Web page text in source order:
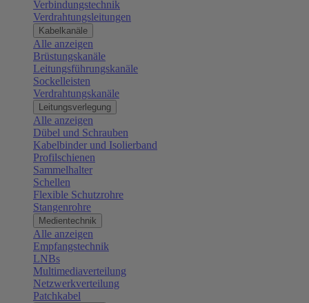
Verbindungstechnik
Verdrahtungsleitungen
Kabelkanäle
Alle anzeigen
Brüstungskanäle
Leitungsführungskanäle
Sockelleisten
Verdrahtungskanäle
Leitungsverlegung
Alle anzeigen
Dübel und Schrauben
Kabelbinder und Isolierband
Profilschienen
Sammelhalter
Schellen
Flexible Schutzrohre
Stangenrohre
Medientechnik
Alle anzeigen
Empfangstechnik
LNBs
Multimediaverteilung
Netzwerkverteilung
Patchkabel